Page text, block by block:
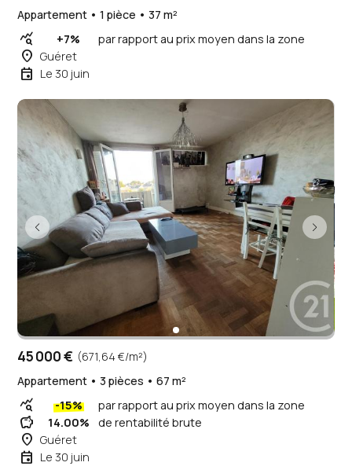
Appartement • 1 pièce • 37 m²
query_stats +7% par rapport au prix moyen dans la zone
place Guéret
event Le 30 juin
45 000 € (671,64 €/m²)
Appartement • 3 pièces • 67 m²
query_stats -15% par rapport au prix moyen dans la zone
savings 14.00% de rentabilité brute
place Guéret
event Le 30 juin